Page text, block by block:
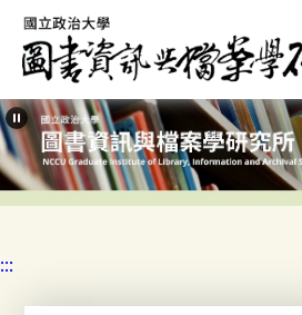
跳
到
主
要
內
容
區
塊
:::